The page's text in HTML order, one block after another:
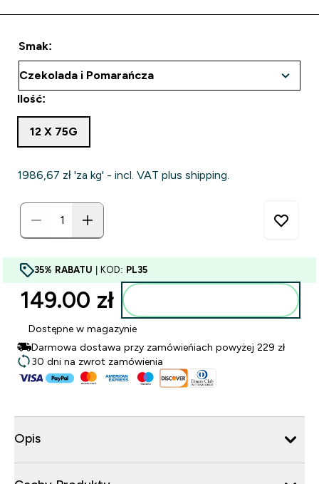
Smak:
Ilość:
12 X 75G
1986,67 zł‎ 'za kg' - incl. VAT plus shipping.
35% RABATU | KOD: PL35
149.00 zł‎
Dostępne w magazynie
Darmowa dostawa przy zamówieńiach powyżej 229 zł
30 dni na zwrot zamówienia
Opis